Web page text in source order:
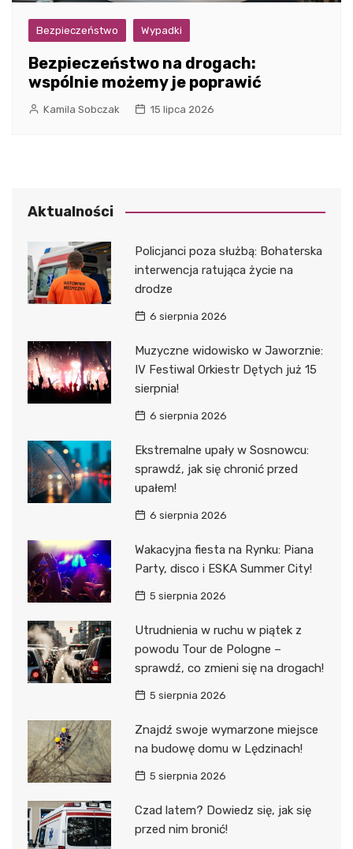
Bezpieczeństwo Wypadki
Bezpieczeństwo na drogach:
wspólnie możemy je poprawić
Kamila Sobczak 15 lipca 2026
Aktualności
Policjanci poza służbą: Bohaterska
interwencja ratująca życie na
drodze
6 sierpnia 2026
Muzyczne widowisko w Jaworznie:
IV Festiwal Orkiestr Dętych już 15
sierpnia!
6 sierpnia 2026
Ekstremalne upały w Sosnowcu:
sprawdź, jak się chronić przed
upałem!
6 sierpnia 2026
Wakacyjna fiesta na Rynku: Piana
Party, disco i ESKA Summer City!
5 sierpnia 2026
Utrudnienia w ruchu w piątek z
powodu Tour de Pologne –
sprawdź, co zmieni się na drogach!
5 sierpnia 2026
Znajdź swoje wymarzone miejsce
na budowę domu w Lędzinach!
5 sierpnia 2026
Czad latem? Dowiedz się, jak się
przed nim bronić!